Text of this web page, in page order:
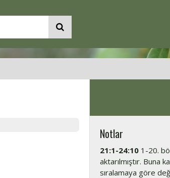
Notlar
21:1-24:10 1-20.
aktarılmıştır. Buna
sıralamaya göre